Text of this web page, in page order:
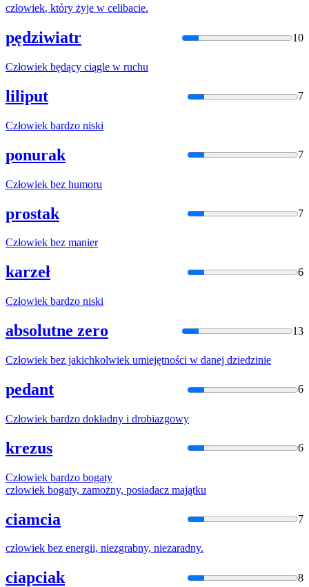
człowiek, który żyje w celibacie.
pędziwiatr 10
Człowiek będący ciągle w ruchu
liliput 7
Człowiek bardzo niski
ponurak 7
Człowiek bez humoru
prostak 7
Człowiek bez manier
karzeł 6
Człowiek bardzo niski
absolutne zero 13
Człowiek bez jakichkolwiek umiejętności w danej dziedzinie
pedant 6
Człowiek bardzo dokładny i drobiazgowy
krezus 6
Człowiek bardzo bogaty
człowiek bogaty, zamożny, posiadacz majątku
ciamcia 7
człowiek bez energii, niezgrabny, niezaradny.
ciapciak 8